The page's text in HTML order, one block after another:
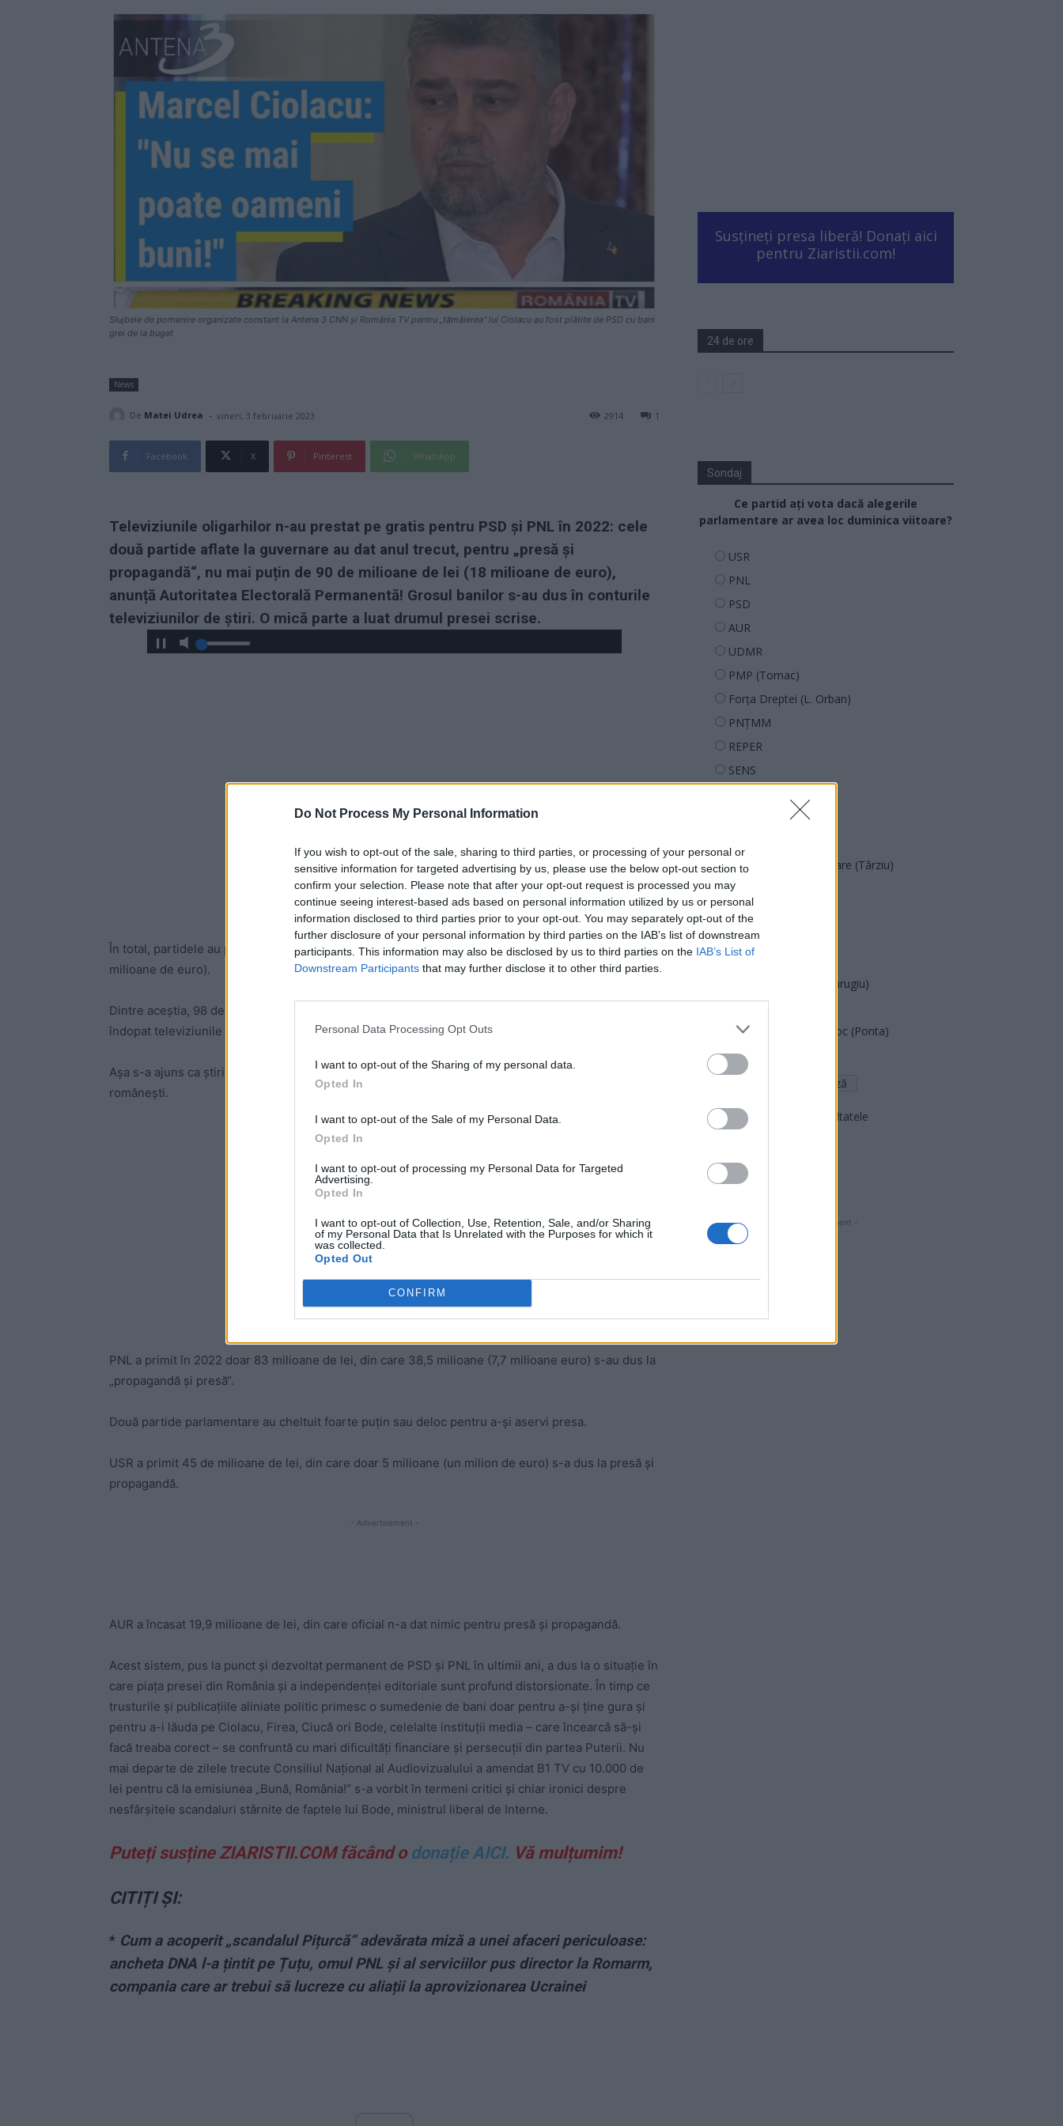
Do Not Process My Personal Information
If you wish to opt-out of the sale, sharing to third parties, or processing of your personal or
sensitive information for targeted advertising by us, please use the below opt-out section to
confirm your selection. Please note that after your opt-out request is processed you may
continue seeing interest-based ads based on personal information utilized by us or personal
information disclosed to third parties prior to your opt-out. You may separately opt-out of the
further disclosure of your personal information by third parties on the IAB’s list of downstream
participants. This information may also be disclosed by us to third parties on the IAB’s List of
Downstream Participants that may further disclose it to other third parties.
Personal Data Processing Opt Outs
I want to opt-out of the Sharing of my personal data.
Opted In
I want to opt-out of the Sale of my Personal Data.
Opted In
I want to opt-out of processing my Personal Data for Targeted
Advertising.
Opted In
I want to opt-out of Collection, Use, Retention, Sale, and/or Sharing
of my Personal Data that Is Unrelated with the Purposes for which it
was collected.
Opted Out
CONFIRM
Slujbele de pomenire organizate constant la Antena 3 CNN și România TV pentru „tămâierea“ lui Ciolacu au fost plătite de PSD cu bani
grei de la buget
News
De Matei Udrea - vineri, 3 februarie 2023 1
2914
Facebook X Pinterest WhatsApp
Televiziunile oligarhilor n-au prestat pe gratis pentru PSD și PNL în 2022: cele
două partide aflate la guvernare au dat anul trecut, pentru „presă și
propagandă“, nu mai puțin de 90 de milioane de lei (18 milioane de euro),
anunță Autoritatea Electorală Permanentă! Grosul banilor s-au dus în conturile
televiziunilor de știri. O mică parte a luat drumul presei scrise.
În total, partidele au primit de la buget, în 2022, sume care se ridică la 256 milioane lei (peste 51
milioane de euro).
Dintre aceștia, 98 de milioane au ajuns la dispoziția lui Ciolacu și compania, la PSD. Acest partid a
îndopat televiziunile și câteva publicații cu 53 de milioane de lei (puțin peste 10 milioane de euro).
Așa s-a ajuns ca știrile negative despre PSD să dispară, practic, din peisajul televiziunilor
românești.
PNL a primit în 2022 doar 83 milioane de lei, din care 38,5 milioane (7,7 milioane euro) s-au dus la
„propagandă și presă“.
Două partide parlamentare au cheltuit foarte puțin sau deloc pentru a-și aservi presa.
USR a primit 45 de milioane de lei, din care doar 5 milioane (un milion de euro) s-a dus la presă și
propagandă.
- Advertisement -
AUR a încasat 19,9 milioane de lei, din care oficial n-a dat nimic pentru presă și propagandă.
Acest sistem, pus la punct și dezvoltat permanent de PSD și PNL în ultimii ani, a dus la o situație în
care piața presei din România și a independenței editoriale sunt profund distorsionate. În timp ce
trusturile și publicațiile aliniate politic primesc o sumedenie de bani doar pentru a-și ține gura și
pentru a-i lăuda pe Ciolacu, Firea, Ciucă ori Bode, celelalte instituții media – care încearcă să-și
facă treaba corect – se confruntă cu mari dificultăți financiare și persecuții din partea Puterii. Nu
mai departe de zilele trecute Consiliul Național al Audiovizualului a amendat B1 TV cu 10.000 de
lei pentru că la emisiunea „Bună, România!“ s-a vorbit în termeni critici și chiar ironici despre
nesfârșitele scandaluri stârnite de faptele lui Bode, ministrul liberal de Interne.
Puteți susține ZIARISTII.COM făcând o donație AICI. Vă mulțumim!
CITIȚI ȘI:
* Cum a acoperit „scandalul Pițurcă“ adevărata miză a unei afaceri periculoase:
ancheta DNA l-a țintit pe Țuțu, omul PNL și al serviciilor pus director la Romarm,
compania care ar trebui să lucreze cu aliații la aprovizionarea Ucrainei
Susțineți presa liberă! Donați aici
pentru Ziaristii.com!
24 de ore
Sondaj
Ce partid ați vota dacă alegerile
parlamentare ar avea loc duminica viitoare?
USR
PNL
PSD
AUR
UDMR
PMP (Tomac)
Forța Dreptei (L. Orban)
PNȚMM
REPER
SENS
POT (Gavrilă)
Acțiunea Conservatoare (Târziu)
PDF (Lazarus)
PUSL (D. Voiculescu)
PNȚCD (Pavelescu)
PNCR (Terheș)
Partidul Patrioților (Surugiu)
România pe Primul Loc (Ponta)
Altul
Arată rezultatele
- Advertisment -